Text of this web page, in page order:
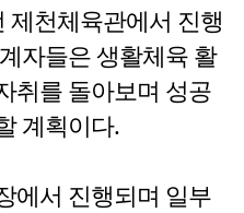
제천체육관에서 진행
자들은 생활체육 활
취를 돌아보며 성공
계획이다.
에서 진행되며 일부